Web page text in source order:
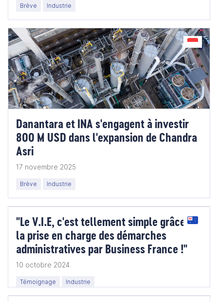
Brève Industrie
Danantara et INA s'engagent à investir
800 M USD dans l'expansion de Chandra
Asri
17 novembre 2025
Brève Industrie
"Le V.I.E, c'est tellement simple grâce à
la prise en charge des démarches
administratives par Business France !"
10 octobre 2024
Témoignage Industrie